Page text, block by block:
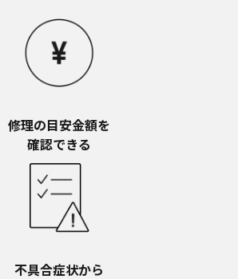
お問い合わせください。
のサービスに係わる損害の免責
のサービスの利用、または利用できな
り万一損害（データの破損・業務の中
な損害の発生や第三者からの賠償請求
ことについてあらかじめ知らされた場
一切責任を負いませんことをご了承く
のサービスの中止、変更など
のサービスは予告なく中止、または内
する場合があります。あらかじめご了
修理の目安金額を​
確認できる
不具合症状から​